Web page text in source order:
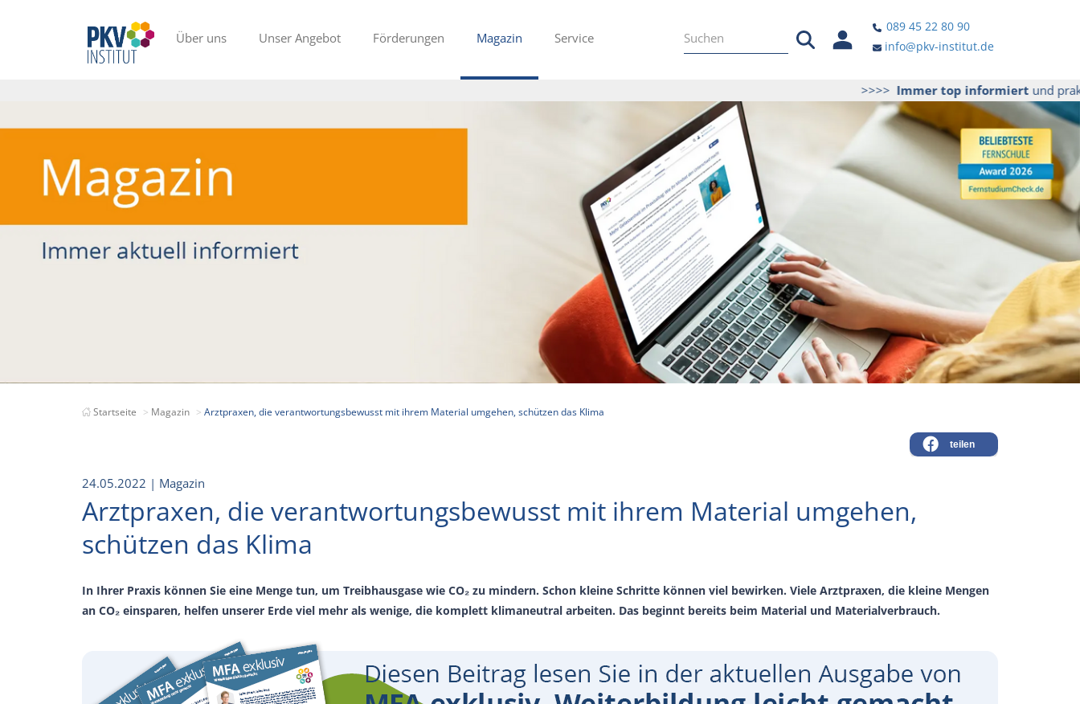
Über uns Unser Angebot Förderungen Magazin Service
089 45 22 80 90
info@pkv-institut.de
>>>>Immer top informiertund
Startseite Magazin Arztpraxen, die verantwortungsbewusst mit ihrem Material umgehen, schützen das Klima
teilen
24.05.2022 | Magazin
Arztpraxen, die verantwortungsbewusst mit ihrem Material umgehen,
schützen das Klima
In Ihrer Praxis können Sie eine Menge tun, um Treibhausgase wie CO₂ zu mindern. Schon kleine Schritte können viel bewirken. Viele Arztpraxen, die kleine Mengen
an CO₂ einsparen, helfen unserer Erde viel mehr als wenige, die komplett klimaneutral arbeiten. Das beginnt bereits beim Material und Materialverbrauch.